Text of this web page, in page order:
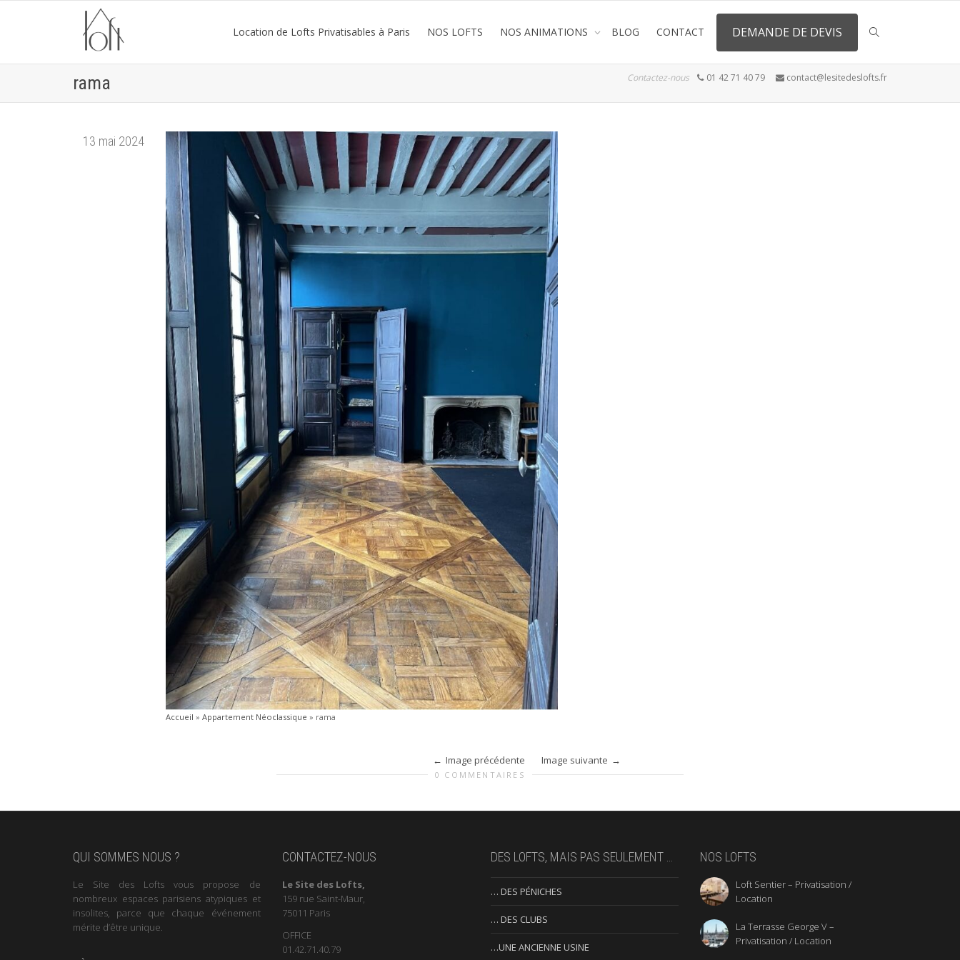
Location de Lofts Privatisables à Paris NOS LOFTS NOS ANIMATIONS BLOG CONTACT DEMANDE DE DEVIS
rama Contactez-nous 01 42 71 40 79 contact@lesitedeslofts.fr
13 mai 2024
Accueil » Appartement Néoclassique » rama
Image précédente Image suivante
0 COMMENTAIRES
QUI SOMMES NOUS ?
Le Site des Lofts vous propose de
nombreux espaces parisiens atypiques et
insolites, parce que chaque événement
mérite d’être unique.
CONTACTEZ-NOUS
Le Site des Lofts,
159 rue Saint-Maur,
75011 Paris
OFFICE
01.42.71.40.79
DES LOFTS, MAIS PAS SEULEMENT …
… DES PÉNICHES
… DES CLUBS
…UNE ANCIENNE USINE
NOS LOFTS
Loft Sentier – Privatisation /
Location
La Terrasse George V –
Privatisation / Location